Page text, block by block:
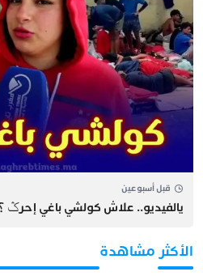
قبل أسبوعين
يالفيديو.. علاش كولشي باغي إحرݣ
الأكثر مشاهدة